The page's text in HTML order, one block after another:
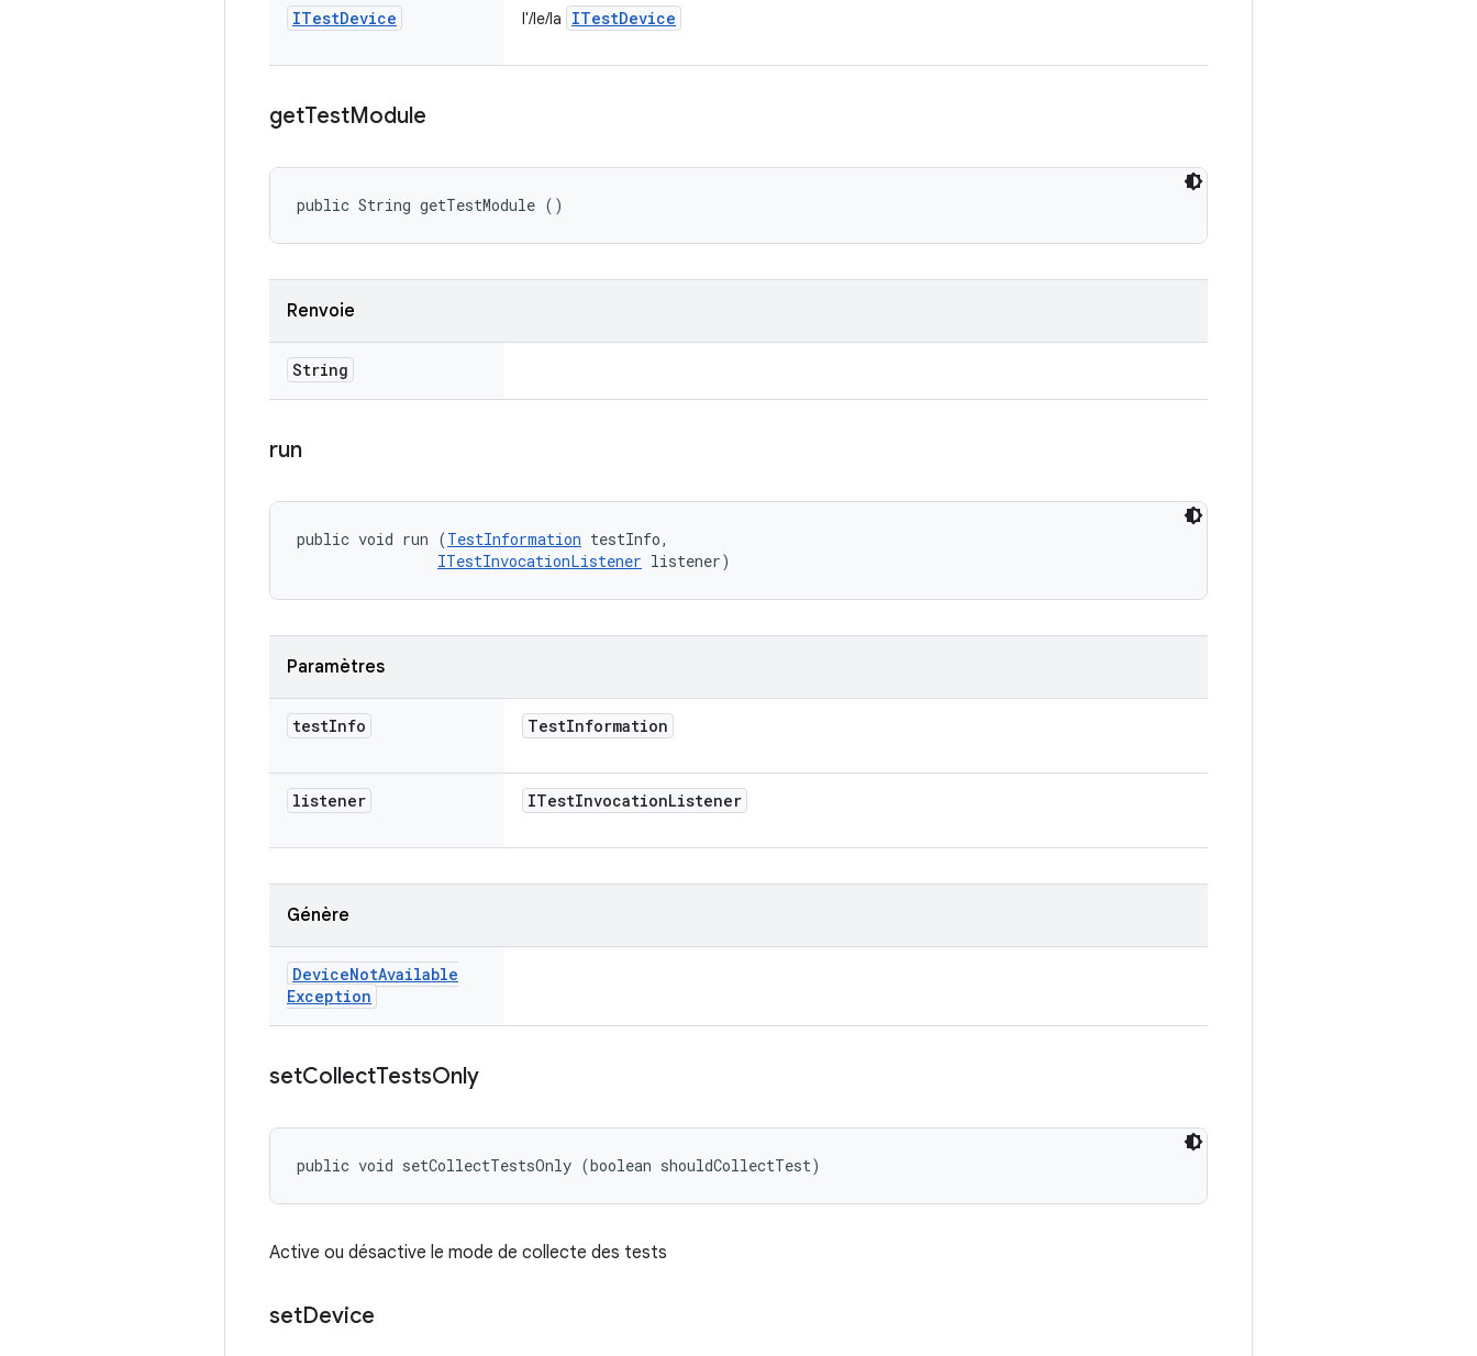
ITestDevice l'/le/la ITestDevice
getTestModule
public String getTestModule ()
Renvoie
String
run
public void run (TestInformation testInfo,
ITestInvocationListener listener)
Paramètres
testInfo TestInformation
listener ITestInvocationListener
Génère
DeviceNotAvailable
Exception
setCollectTestsOnly
public void setCollectTestsOnly (boolean shouldCollectTest)
Active ou désactive le mode de collecte des tests
setDevice